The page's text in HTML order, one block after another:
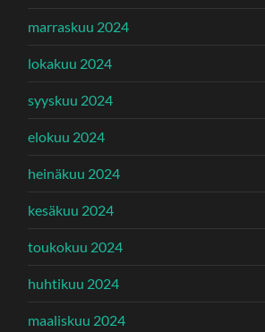
marraskuu 2024
lokakuu 2024
syyskuu 2024
elokuu 2024
heinäkuu 2024
kesäkuu 2024
toukokuu 2024
huhtikuu 2024
maaliskuu 2024